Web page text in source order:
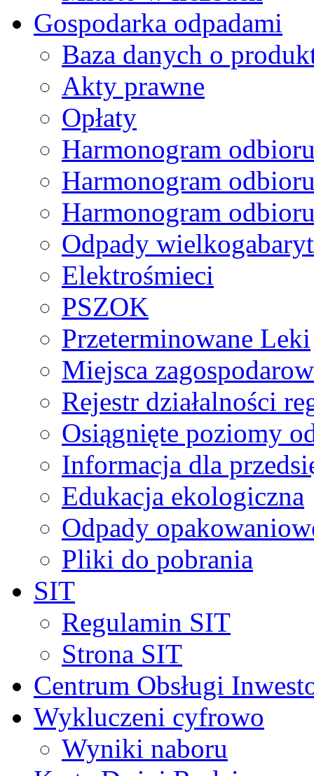
Gospodarka odpadami
Baza danych o
Akty prawne
Opłaty
Harmonogram
Harmonogram
Harmonogram
Odpady
Elektrośmieci
PSZOK
Przeterminowane Leki
Miejsca
Rejestr działalności
Osiągnięte poziomy
Informacja dla
Edukacja ekologiczna
Odpady
Pliki do pobrania
SIT
Regulamin SIT
Strona SIT
Centrum Obsługi
Wykluczeni cyfrowo
Wyniki naboru